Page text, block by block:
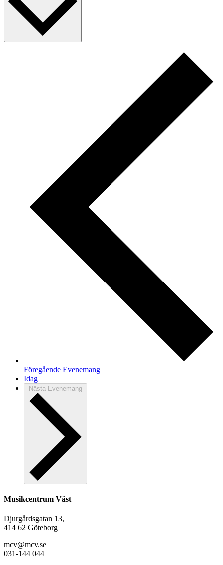
Föregående Evenemang
Idag
Nästa Evenemang
Musikcentrum Väst
Djurgårdsgatan 13,
414 62 Göteborg
mcv@mcv.se
031-144 044